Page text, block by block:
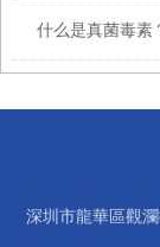
什么是真菌毒素
深圳市龍華區觀